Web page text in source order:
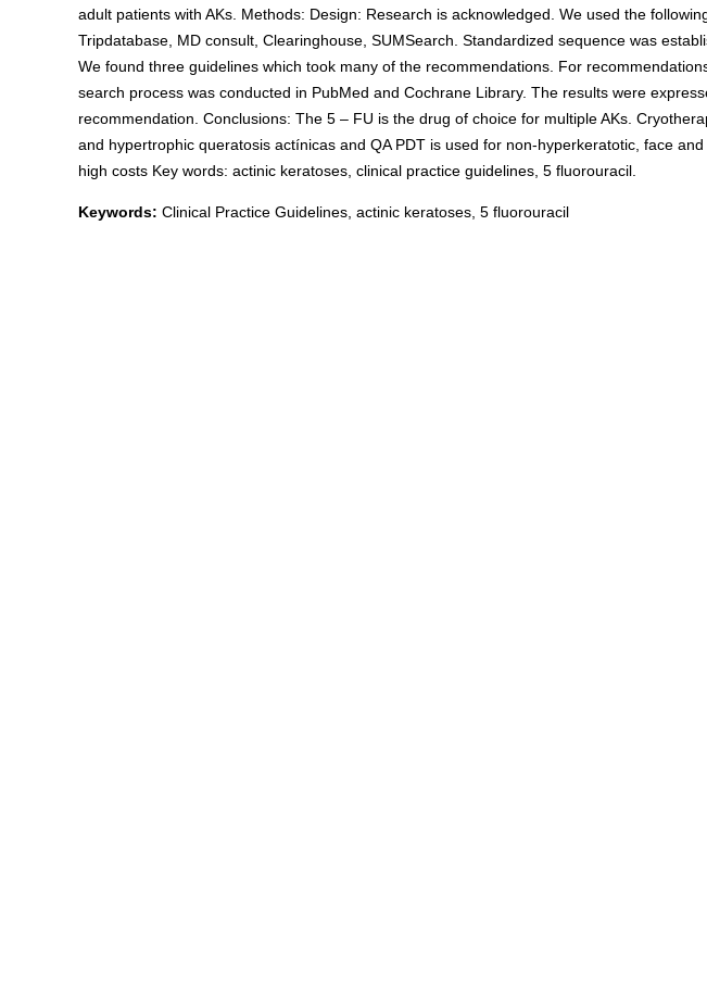
adult patients with AKs. Methods: Design: Research is acknowledged. We used the
Tripdatabase, MD consult, Clearinghouse, SUMSearch. Standardized sequence was
We found three guidelines which took many of the recommendations. For
search process was conducted in PubMed and Cochrane Library. The results were
recommendation. Conclusions: The 5 – FU is the drug of choice for multiple AKs.
and hypertrophic queratosis actínicas and QA PDT is used for non-hyperkeratotic, face
high costs Key words: actinic keratoses, clinical practice guidelines, 5 fluorouracil.
Keywords: Clinical Practice Guidelines, actinic keratoses, 5 fluorouracil